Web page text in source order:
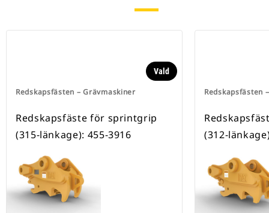
Redskapsfästen – Grävmaskiner
Vald
Redskapsfäste för sprintgrip
(315-länkage): 455-3916
Redskapsfästen
(312-